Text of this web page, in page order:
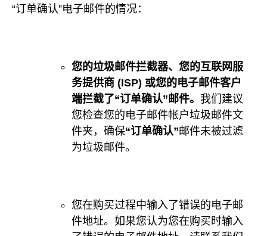
“订单确认”电子邮件的情况：
您的垃圾邮件拦截器、您的互联网服
务提供商 (ISP) 或您的电子邮件客户
端拦截了“订单确认”邮件。 我们建议
您检查您的电子邮件帐户垃圾邮件文
件夹，确保“订单确认”邮件未被过滤
为垃圾邮件。
您在购买过程中输入了错误的电子邮
件地址。如果您认为您在购买时输入